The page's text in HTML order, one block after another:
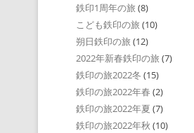
鉄印1周年の旅 (8)
こども鉄印の旅 (10)
朔日鉄印の旅 (12)
2022年新春鉄印の旅 (7)
鉄印の旅2022冬 (15)
鉄印の旅2022年春 (2)
鉄印の旅2022年夏 (7)
鉄印の旅2022年秋 (10)